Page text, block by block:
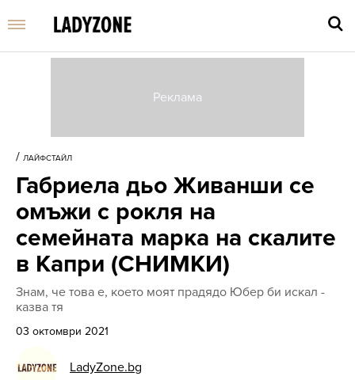
/ ЛАЙФСТАЙЛ
Габриела дьо Живанши се
омъжи с рокля на
семейната марка на скалите
в Капри (СНИМКИ)
Знам, че това е, което моят прадядо Юбер би искал -
казва тя
03 октомври 2021
LadyZone.bg